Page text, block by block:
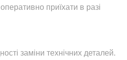
приїхати в разі
заміни технічних деталей.